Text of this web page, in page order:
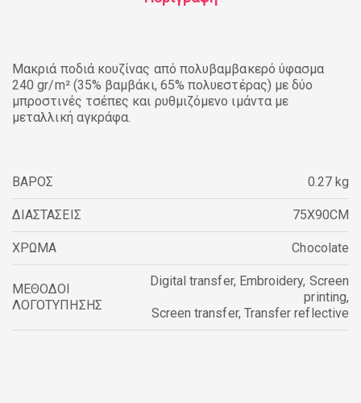
Μακριά ποδιά κουζίνας από πολυβαμβακερό ύφασμα
240 gr/m² (35% βαμβάκι, 65% πολυεστέρας) με δύο
μπροστινές τσέπες και ρυθμιζόμενο ιμάντα με
μεταλλική αγκράφα.
ΒΑΡΟΣ 0.27 kg
ΔΙΑΣΤΑΣΕΙΣ 75X90CM
ΧΡΩΜΑ Chocolate
ΜΕΘΟΔΟΙ
ΛΟΓΟΤΥΠΗΣΗΣ
Digital transfer, Embroidery, Screen
printing,
Screen transfer, Transfer reflective